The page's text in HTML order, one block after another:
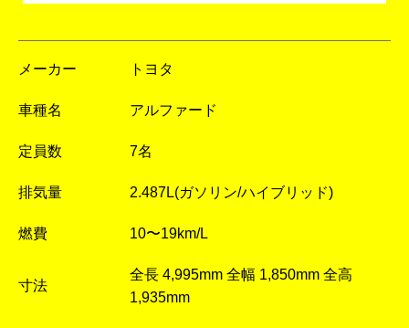
メーカー トヨタ
車種名 アルファード
定員数 7名
排気量 2.487L(ガソリン/ハイブリッド)
燃費 10〜19km/L
寸法
全長 4,995mm 全幅 1,850mm 全高
1,935mm